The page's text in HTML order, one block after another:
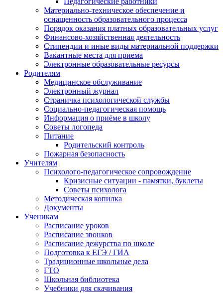
Материально-техническое обеспечение и
оснащенность образовательного процесса
Порядок оказания платных образовательных услуг
Финансово-хозяйственная деятельность
Стипендии и иные виды материальной поддержки
Вакантные места для приема
Электронные образовательные ресурсы
Родителям
Медицинское обслуживание
Электронный журнал
Страничка психологической службы
Социально-педагогическая помощь
Информация о приёме в школу
Советы логопеда
Питание
Родительский контроль
Пожарная безопасность
Учителям
Психолого-педагогическое сопровождение
Кризисные ситуации - памятки, буклеты
Советы психолога
Методическая копилка
Документы
Ученикам
Расписание уроков
Расписание звонков
Расписание дежурства по школе
Подготовка к ЕГЭ / ГИА
Традиционные школьные дела
ГТО
Школьная библиотека
Учебники для скачивания